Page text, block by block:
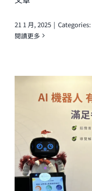
21 1 月, 2025 | Categories:
閱讀更多